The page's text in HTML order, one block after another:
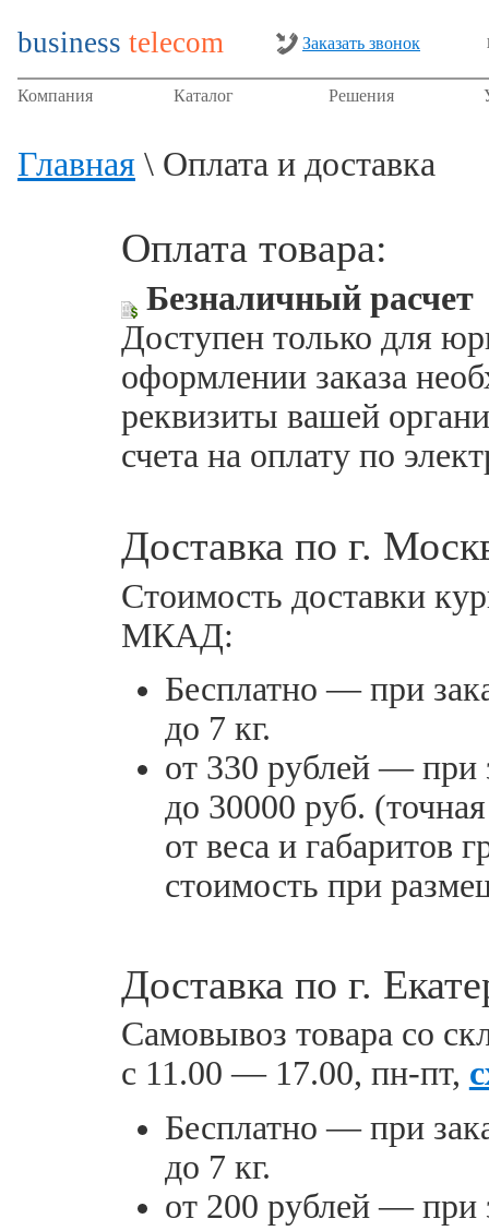
business telecom Заказать звонок
Компания Каталог Решения
Главная \ Оплата и доставка
Оплата товара:
Безналичный расчет
Доступен только для
оформлении заказа
реквизиты вашей
счета на оплату по
Доставка по г.
Стоимость доставки
МКАД:
Бесплатно — при
до 7 кг.
от 330 рублей — при
до 30000 руб.
от веса и габаритов
стоимость при
Доставка по г.
Самовывоз товара со
с 11.00 — 17.00, пн-пт,
Бесплатно — при
до 7 кг.
от 200 рублей — при